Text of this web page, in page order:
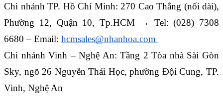
Chi nhánh TP. Hồ Chí Minh: 270 Cao Thắng (nối dài),
Phường 12, Quận 10, Tp.HCM → Tel: (028) 7308
6680 – Email: hcmsales@nhanhoa.com
Chi nhánh Vinh – Nghệ An: Tầng 2 Tòa nhà Sài Gòn
Sky, ngõ 26 Nguyễn Thái Học, phường Đội Cung, TP.
Vinh, Nghệ An